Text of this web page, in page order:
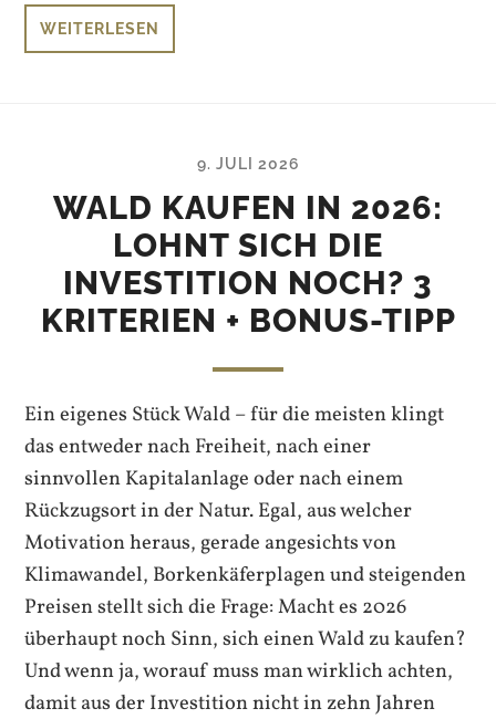
WEITERLESEN
9. JULI 2026
WALD KAUFEN IN 2026:
LOHNT SICH DIE
INVESTITION NOCH? 3
KRITERIEN + BONUS-TIPP
Ein eigenes Stück Wald – für die meisten klingt
das entweder nach Freiheit, nach einer
sinnvollen Kapitalanlage oder nach einem
Rückzugsort in der Natur. Egal, aus welcher
Motivation heraus, gerade angesichts von
Klimawandel, Borkenkäferplagen und steigenden
Preisen stellt sich die Frage: Macht es 2026
überhaupt noch Sinn, sich einen Wald zu kaufen?
Und wenn ja, worauf muss man wirklich achten,
damit aus der Investition nicht in zehn Jahren